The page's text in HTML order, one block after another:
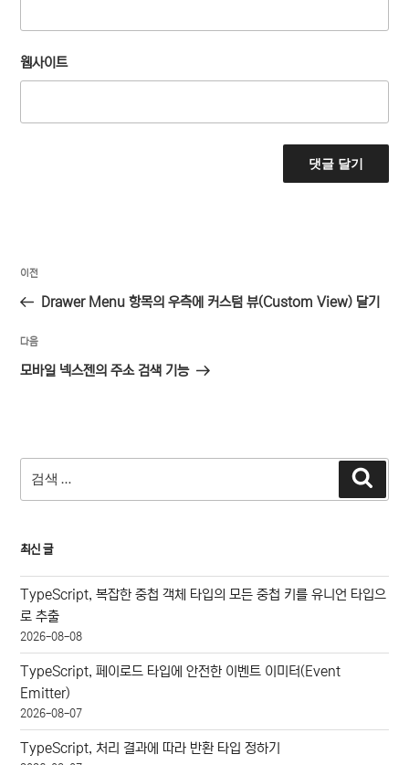
웹사이트
글
색
이
전
이전
Drawer Menu 항목의 우측에 커스텀 뷰(Custom View) 달기
다
음
다음
모바일 넥스젠의 주소 검색 기능
색:
색
최신 글
TypeScript, 복잡한 중첩 객체 타입의 모든 중첩 키를 유니언 타입으
로 추출
2026-08-08
TypeScript, 페이로드 타입에 안전한 이벤트 이미터(Event
Emitter)
2026-08-07
TypeScript, 처리 결과에 따라 반환 타입 정하기